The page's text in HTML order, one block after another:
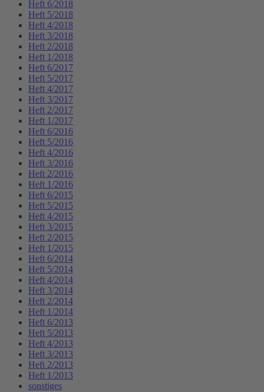
Heft 6/2018
Heft 5/2018
Heft 4/2018
Heft 3/2018
Heft 2/2018
Heft 1/2018
Heft 6/2017
Heft 5/2017
Heft 4/2017
Heft 3/2017
Heft 2/2017
Heft 1/2017
Heft 6/2016
Heft 5/2016
Heft 4/2016
Heft 3/2016
Heft 2/2016
Heft 1/2016
Heft 6/2015
Heft 5/2015
Heft 4/2015
Heft 3/2015
Heft 2/2015
Heft 1/2015
Heft 6/2014
Heft 5/2014
Heft 4/2014
Heft 3/2014
Heft 2/2014
Heft 1/2014
Heft 6/2013
Heft 5/2013
Heft 4/2013
Heft 3/2013
Heft 2/2013
Heft 1/2013
sonstiges